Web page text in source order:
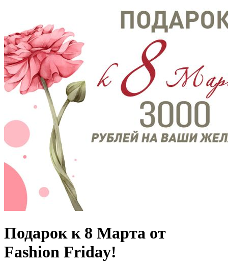
Подарок к 8 Марта от
Fashion Friday!